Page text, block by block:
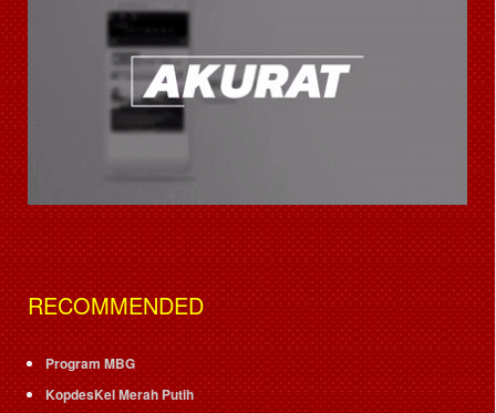
RECOMMENDED
Program MBG
KopdesKel Merah Putih